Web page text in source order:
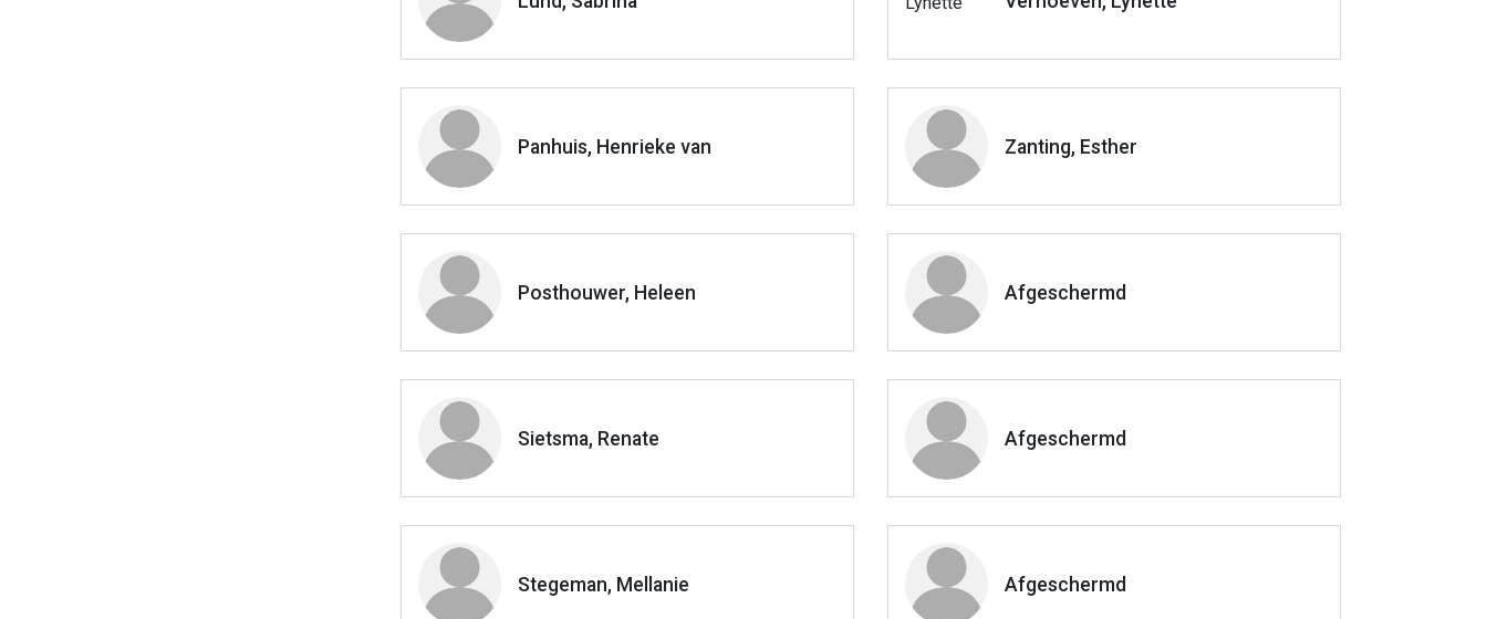
Panhuis, Henrieke van
Posthouwer, Heleen
Sietsma, Renate
Stegeman, Mellanie
Zanting, Esther
Afgeschermd
Afgeschermd
Afgeschermd